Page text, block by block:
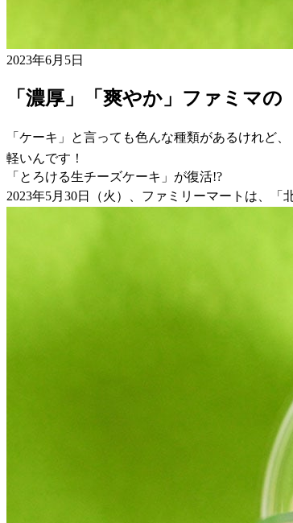
2023年6月5日
「濃厚」「爽やか」ファミマ
「ケーキ」と言っても色んな種類があるけれど
軽いんです！
「とろける生チーズケーキ」が復活!?
2023年5月30日（火）、ファミリーマートは、